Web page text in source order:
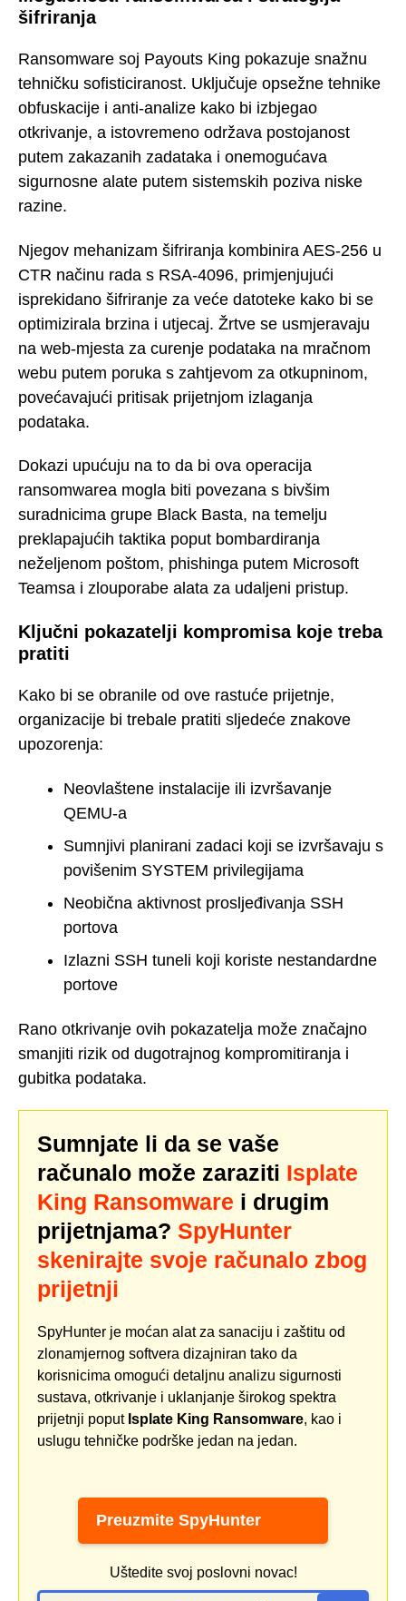
šifriranja
Ransomware soj Payouts King pokazuje snažnu
tehničku sofisticiranost. Uključuje opsežne tehnike
obfuskacije i anti-analize kako bi izbjegao
otkrivanje, a istovremeno održava postojanost
putem zakazanih zadataka i onemogućava
sigurnosne alate putem sistemskih poziva niske
razine.
Njegov mehanizam šifriranja kombinira AES-256 u
CTR načinu rada s RSA-4096, primjenjujući
isprekidano šifriranje za veće datoteke kako bi se
optimizirala brzina i utjecaj. Žrtve se usmjeravaju
na web-mjesta za curenje podataka na mračnom
webu putem poruka s zahtjevom za otkupninom,
povećavajući pritisak prijetnjom izlaganja
podataka.
Dokazi upućuju na to da bi ova operacija
ransomwarea mogla biti povezana s bivšim
suradnicima grupe Black Basta, na temelju
preklapajućih taktika poput bombardiranja
neželjenom poštom, phishinga putem Microsoft
Teamsa i zlouporabe alata za udaljeni pristup.
Ključni pokazatelji kompromisa koje treba
pratiti
Kako bi se obranile od ove rastuće prijetnje,
organizacije bi trebale pratiti sljedeće znakove
upozorenja:
Neovlaštene instalacije ili izvršavanje
QEMU-a
Sumnjivi planirani zadaci koji se izvršavaju s
povišenim SYSTEM privilegijama
Neobična aktivnost prosljeđivanja SSH
portova
Izlazni SSH tuneli koji koriste nestandardne
portove
Rano otkrivanje ovih pokazatelja može značajno
smanjiti rizik od dugotrajnog kompromitiranja i
gubitka podataka.
Sumnjate li da se vaše
računalo može zaraziti Isplate
King Ransomware i drugim
prijetnjama? SpyHunter
skenirajte svoje računalo zbog
prijetnji
SpyHunter je moćan alat za sanaciju i zaštitu od
zlonamjernog softvera dizajniran tako da
korisnicima omogući detaljnu analizu sigurnosti
sustava, otkrivanje i uklanjanje širokog spektra
prijetnji poput Isplate King Ransomware, kao i
uslugu tehničke podrške jedan na jedan.
Preuzmite SpyHunter
Uštedite svoj poslovni novac!